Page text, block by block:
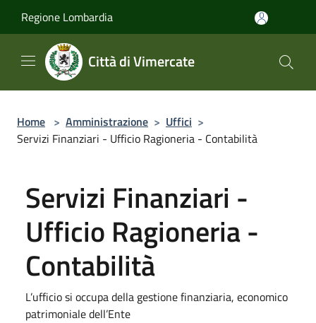
Regione Lombardia
Città di Vimercate
Home > Amministrazione > Uffici >
Servizi Finanziari - Ufficio Ragioneria - Contabilità
Servizi Finanziari -
Ufficio Ragioneria -
Contabilità
L’ufficio si occupa della gestione finanziaria, economico
patrimoniale dell’Ente